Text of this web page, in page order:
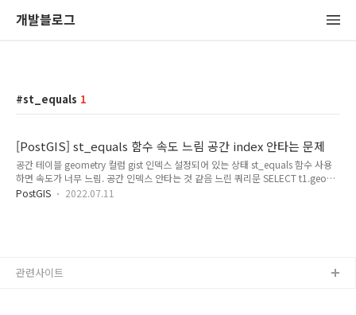
개발블로그
st_equals 1
[PostGIS] st_equals 함수 속도 느림 공간 index 안타는 문제
공간 테이블 geometry 컬럼 gist 인덱스 설정되어 있는 상태 st_equals 함수 사용
하면 속도가 너무 느림. 공간 인덱스 안타는 것 같음 느린 쿼리문 SELECT t1.geom,
t2.geom FROM table_a t1 join table_a t2 ON st_equals(t1.geom, t2.geom)
PostGIS 2022.07.11
관련사이트